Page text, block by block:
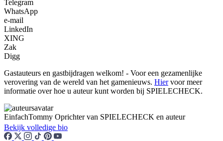
Telegram
WhatsApp
e-mail
LinkedIn
XING
Zak
Digg
Gastauteurs en gastbijdragen welkom! - Voor een gezamenlijke
verovering van de wereld van het gamenieuws. Hiervoor meer
informatie over hoe u auteur kunt worden bij SPIELECHECK.
EinfachTommy Oprichter van SPIELECHECK en auteur
Bekijk volledige bio